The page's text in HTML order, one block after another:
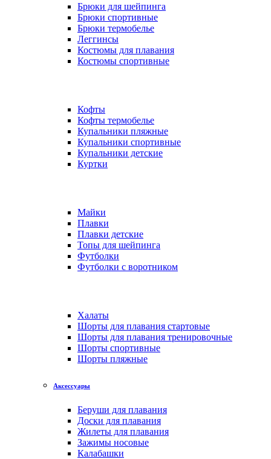
Брюки для шейпинга
Брюки спортивные
Брюки термобелье
Леггинсы
Костюмы для плавания
Костюмы спортивные
Кофты
Кофты термобелье
Купальники пляжные
Купальники спортивные
Купальники детские
Куртки
Майки
Плавки
Плавки детские
Топы для шейпинга
Футболки
Футболки с воротником
Халаты
Шорты для плавания стартовые
Шорты для плавания тренировочные
Шорты спортивные
Шорты пляжные
Аксессуары
Беруши для плавания
Доски для плавания
Жилеты для плавания
Зажимы носовые
Калабашки